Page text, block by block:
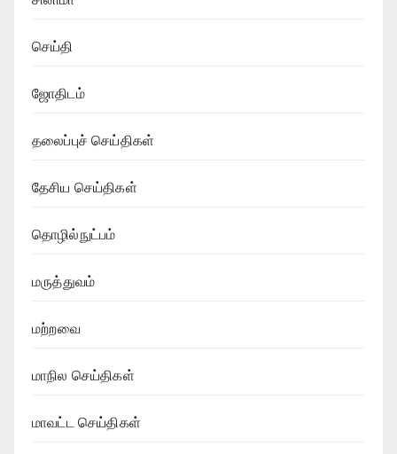
செய்தி
ஜோதிடம்
தலைப்புச் செய்திகள்
தேசிய செய்திகள்
தொழில்நுட்பம்
மருத்துவம்
மற்றவை
மாநில செய்திகள்
மாவட்ட செய்திகள்